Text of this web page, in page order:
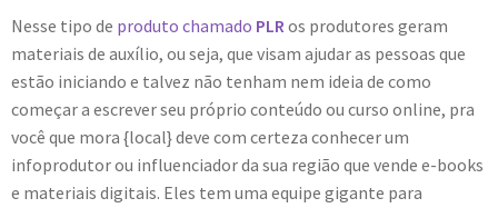
Nesse tipo de produto chamado PLRos produtores geram
materiais de auxílio, ou seja, que visam ajudar as pessoas que
estão iniciando e talvez não tenham nem ideia de como
começar a escrever seu próprio conteúdo ou curso online, pra
você que mora {local} deve com certeza conhecer um
infoprodutor ou influenciador da sua região que vende e-books
e materiais digitais. Eles tem uma equipe gigante para